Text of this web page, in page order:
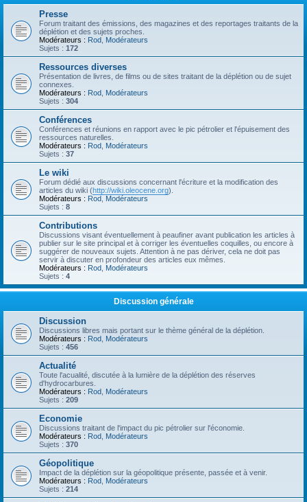
Presse
Forum traitant des émissions, des magazines et des reportages traitants de la
déplétion et des sujets proches.
Modérateurs : Rod Modérateurs
Sujets : 172
Ressources diverses
Présentation de livres, de films ou de sites traitant de la déplétion ou de sujet
connexes.
Modérateurs : Rod Modérateurs
Sujets : 304
Conférences
Conférences et réunions en rapport avec le pic pétrolier et l'épuisement des
ressources naturelles.
Modérateurs : Rod Modérateurs
Sujets : 37
Le wiki
Forum dédié aux discussions concernant l'écriture et la modification des
articles du wiki (http://wiki.oleocene.org).
Modérateurs : Rod Modérateurs
Sujets : 8
Contributions
Discussions visant éventuellement à peaufiner avant publication les articles à
publier sur le site principal et à corriger les éventuelles coquilles, ou encore à
suggérer de nouveaux sujets. Attention à ne pas dériver, cela ne doit pas
servir à discuter en profondeur des articles eux mêmes.
Modérateurs : Rod Modérateurs
Sujets : 4
Discussion générale
Discussion
Discussions libres mais portant sur le thème général de la déplétion.
Modérateurs : Rod Modérateurs
Sujets : 456
Actualité
Toute l'acualité, discutée à la lumière de la déplétion des réserves
d'hydrocarbures.
Modérateurs : Rod Modérateurs
Sujets : 209
Economie
Discussions traitant de l'impact du pic pétrolier sur l'économie.
Modérateurs : Rod Modérateurs
Sujets : 370
Géopolitique
Impact de la déplétion sur la géopolitique présente, passée et à venir.
Modérateurs : Rod Modérateurs
Sujets : 214